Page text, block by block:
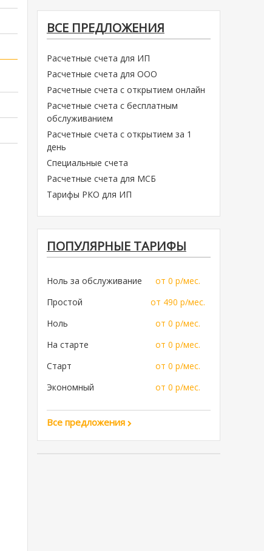
ВСЕ ПРЕДЛОЖЕНИЯ
Расчетные счета для ИП
Расчетные счета для ООО
Расчетные счета с открытием онлайн
Расчетные счета с бесплатным
обслуживанием
Расчетные счета с открытием за 1
день
Специальные счета
Расчетные счета для МСБ
Тарифы РКО для ИП
ПОПУЛЯРНЫЕ ТАРИФЫ
Ноль за обслуживание
от 0 р/мес.
Простой
от 490 р/мес.
Ноль
от 0 р/мес.
На старте
от 0 р/мес.
Старт
от 0 р/мес.
Экономный
от 0 р/мес.
Все предложения